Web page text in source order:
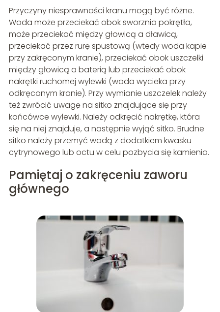
Przyczyny niesprawności kranu mogą być różne.
Woda może przeciekać obok sworznia pokrętła,
może przeciekać między głowicą a dławicą,
przeciekać przez rurę spustową (wtedy woda kapie
przy zakręconym kranie), przeciekać obok uszczelki
między głowicą a baterią lub przeciekać obok
nakrętki ruchomej wylewki (woda wycieka przy
odkręconym kranie). Przy wymianie uszczelek należy
też zwrócić uwagę na sitko znajdujące się przy
końcówce wylewki. Należy odkręcić nakrętkę, która
się na niej znajduje, a następnie wyjąć sitko. Brudne
sitko należy przemyć wodą z dodatkiem kwasku
cytrynowego lub octu w celu pozbycia się kamienia.
Pamiętaj o zakręceniu zaworu
głównego